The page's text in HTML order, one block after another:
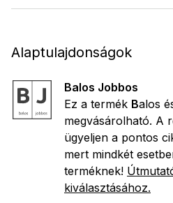
Alaptulajdonságok
Balos Jobbos
Ez a termék Balos
megvásárolható. A
ügyeljen a pontos
mert mindkét
terméknek!
kiválasztásához.